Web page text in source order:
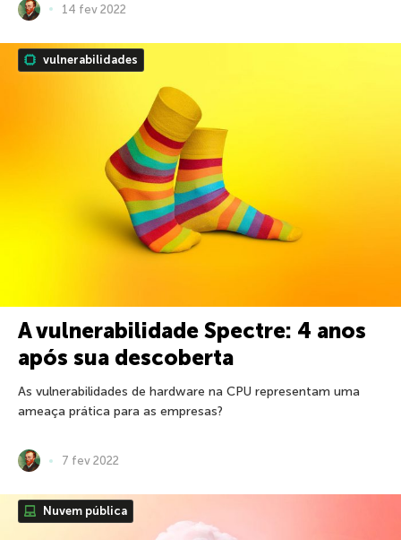
14 fev 2022
vulnerabilidades
A vulnerabilidade Spectre: 4 anos
após sua descoberta
As vulnerabilidades de hardware na CPU representam uma
ameaça prática para as empresas?
7 fev 2022
Nuvem pública